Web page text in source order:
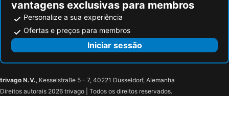
Mas Gran de Cruïlles - Mas Rural - Hotel & Events
vantagens exclusivas para membros
Personalize a sua experiência
Ofertas e preços para membros
Iniciar sessão
trivago N.V., Kesselstraße 5 – 7, 40221 Düsseldorf, Alemanha
Direitos autorais 2026 trivago | Todos os direitos reservados.